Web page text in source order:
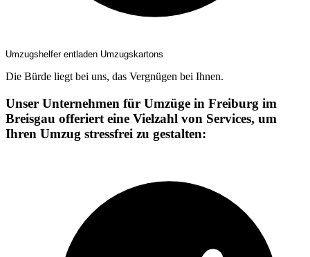
Umzugshelfer entladen Umzugskartons
Die Bürde liegt bei uns, das Vergnügen bei Ihnen.
Unser Unternehmen für Umzüge in Freiburg im
Breisgau offeriert eine Vielzahl von Services, um
Ihren Umzug stressfrei zu gestalten: